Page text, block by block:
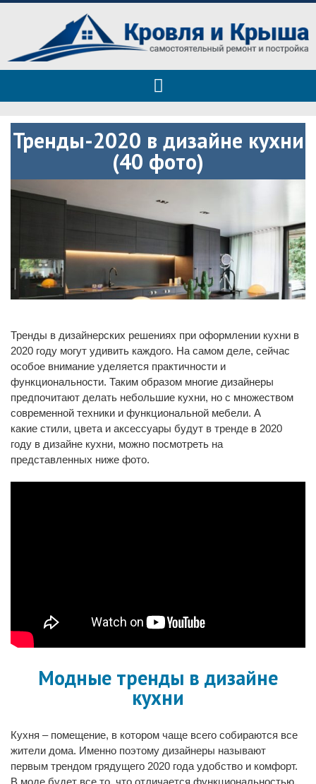
Roof tops — только полезные
советы
Полезные советы при строительстве дома и ремонте
Тренды-2020 в дизайне кухни
(40 фото)
Тренды в дизайнерских решениях при оформлении кухни в
2020 году могут удивить каждого. На самом деле, сейчас
особое внимание уделяется практичности и
функциональности. Таким образом многие дизайнеры
предпочитают делать небольшие кухни, но с множеством
современной техники и функциональной мебели. А
какие стили, цвета и аксессуары будут в тренде в 2020
году в дизайне кухни, можно посмотреть на
представленных ниже фото.
Модные тренды в дизайне
кухни
Кухня – помещение, в котором чаще всего собираются все
жители дома. Именно поэтому дизайнеры называют
первым трендом грядущего 2020 года удобство и комфорт.
В моде будет все то, что отличается функциональностью,